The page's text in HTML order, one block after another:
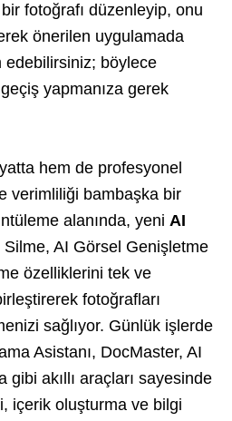
fotoğrafı düzenleyip, onu
önerilen uygulamada
edebilirsiniz; böylece
yapmanıza gerek
hem de profesyonel
verimliliği bambaşka bir
alanında, yeni AI
Silme, AI Görsel Genişletme
özelliklerini tek ve
fotoğrafları
sağlıyor. Günlük işlerde
Asistanı, DocMaster, AI
akıllı araçları sayesinde
içerik oluşturma ve bilgi